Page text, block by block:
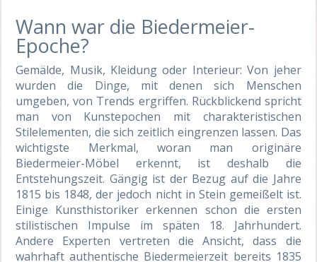
Wann war die Biedermeier-
Epoche?
Gemälde, Musik, Kleidung oder Interieur: Von jeher
wurden die Dinge, mit denen sich Menschen
umgeben, von Trends ergriffen. Rückblickend spricht
man von Kunstepochen mit charakteristischen
Stilelementen, die sich zeitlich eingrenzen lassen. Das
wichtigste Merkmal, woran man originäre
Biedermeier-Möbel erkennt, ist deshalb die
Entstehungszeit. Gängig ist der Bezug auf die Jahre
1815 bis 1848, der jedoch nicht in Stein gemeißelt ist.
Einige Kunsthistoriker erkennen schon die ersten
stilistischen Impulse im späten 18. Jahrhundert.
Andere Experten vertreten die Ansicht, dass die
wahrhaft authentische Biedermeierzeit bereits 1835